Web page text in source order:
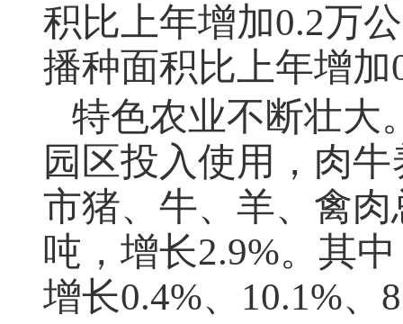
积比上年增加0.2万
播种面积比上年增加
特色农业不断壮大
园区投入使用，肉
市猪、牛、羊、禽肉
吨，增长2.9%。其
增长0.4%、 10.1%、